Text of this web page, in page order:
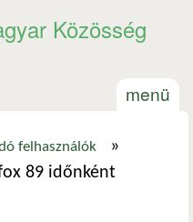
Közösség
menü
felhasználók »
89 időnként